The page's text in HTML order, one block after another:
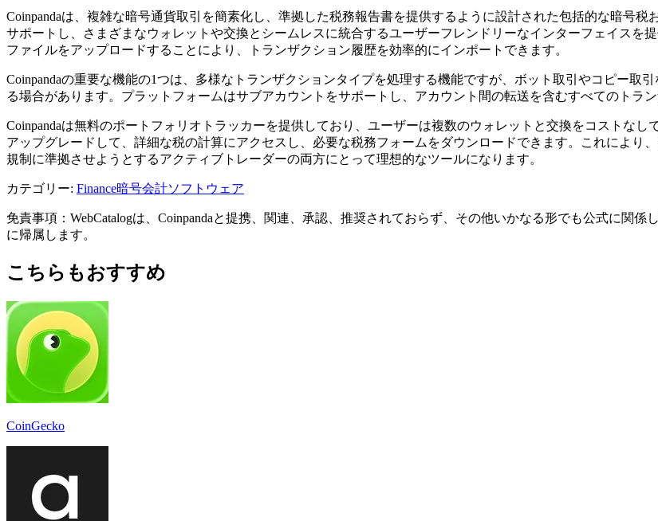
Coinpandaは、複雑な暗号通貨取引を簡素化し、準拠した税務報告書を提供するように設計された包括的な暗号
サポートし、さまざまなウォレットや交換とシームレスに統合するユーザーフレンドリーなインターフェイスを
ファイルをアップロードすることにより、トランザクション履歴を効率的にインポートできます。
Coinpandaの重要な機能の1つは、多様なトランザクションタイプを処理する機能ですが、ボット取引やコピー取
る場合があります。プラットフォームはサブアカウントをサポートし、アカウント間の転送を含むすべてのトラ
Coinpandaは無料のポートフォリオトラッカーを提供しており、ユーザーは複数のウォレットと交換をコストな
アップグレードして、詳細な税の計算にアクセスし、必要な税務フォームをダウンロードできます。これにより
規制に準拠させようとするアクティブトレーダーの両方にとって理想的なツールになります。
カテゴリー: Finance暗号会計ソフトウェア
免責事項：WebCatalogは、Coinpandaと提携、関連、承認、推奨されておらず、その他いかなる形でも公式に関
に帰属します。
こちらもおすすめ
CoinGecko